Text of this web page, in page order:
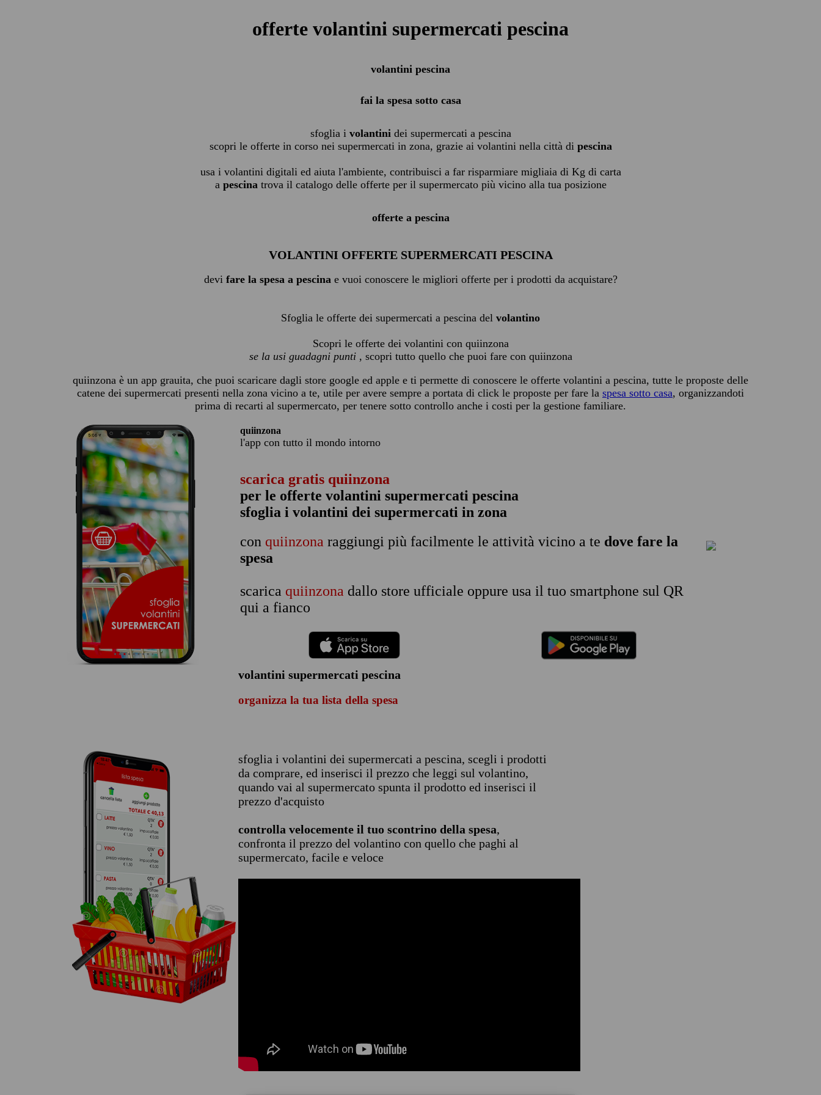
offerte volantini supermercati pescina
volantini pescina
fai la spesa sotto casa
sfoglia i volantinidei supermercati a pescina
scopri le offerte in corso nei supermercati in zona, grazie ai volantini nella città di pescina
usa i volantini digitali ed aiuta l'ambiente, contribuisci a far risparmiare migliaia di Kg di carta
a pescinatrova il catalogo delle offerte per il supermercato più vicino alla tua posizione
offerte a pescina
VOLANTINI OFFERTE SUPERMERCATI PESCINA
devi fare la spesa a pescinae vuoi conoscere le migliori offerte per i prodotti da acquistare?
Sfoglia le offerte dei supermercati a pescina del volantino
Scopri le offerte dei volantini con quiinzona
se la usi guadagni punti , scopri tutto quello che puoi fare con quiinzona
quiinzona è un app grauita, che puoi scaricare dagli store google ed apple e ti permette di conoscere le offerte volantini a pescina, tutte le proposte delle
catene dei supermercati presenti nella zona vicino a te, utile per avere sempre a portata di click le proposte per fare la spesa sotto casa, organizzandoti
prima di recarti al supermercato, per tenere sotto controllo anche i costi per la gestione familiare.
quiinzona
l'app con tutto il mondo intorno
scarica gratis quiinzona
per le offerte volantini supermercati pescina
sfoglia i volantini dei supermercati in zona
con quiinzona raggiungi più facilmente le attività vicino a te dove fare la
spesa
scarica quiinzona dallo store ufficiale oppure usa il tuo smartphone sul QR
qui a fianco
volantini supermercati pescina
organizza la tua lista della spesa
sfoglia i volantini dei supermercati a pescina, scegli i prodotti
da comprare, ed inserisci il prezzo che leggi sul volantino,
quando vai al supermercato spunta il prodotto ed inserisci il
prezzo d'acquisto
controlla velocemente il tuo scontrino della spesa,
confronta il prezzo del volantino con quello che paghi al
supermercato, facile e veloce